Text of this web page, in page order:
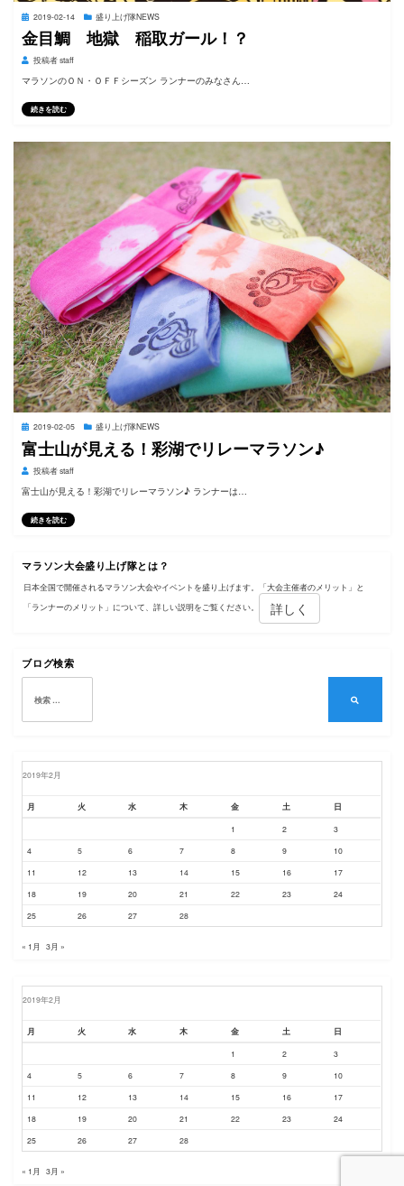
投
日:
2019-02-14 盛り上げ隊NEWS
金目鯛 地獄 稲取ガール！？
投稿者staff
マラソンのＯＮ・ＯＦＦシーズン ランナーのみなさん…
続きを読む
投
日:
2019-02-05 盛り上げ隊NEWS
富士山が見える！彩湖でリレーマラソン♪
投稿者staff
富士山が見える！彩湖でリレーマラソン♪ ランナーは…
続きを読む
マラソン大会盛り上げ隊とは？
日本全国で開催されるマラソン大会やイベントを盛り上げます。「大会主催者のメリット」と
「ランナーのメリット」について、詳しい説明をご覧ください。
詳しく
ブログ検索
検
2019年2月
月 火 水 木 金 土 日
1 2
3
4
5 6 7 8 9
10
11
12 13 14 15 16
17
18
19 20 21 22 23
24
25
26 27 28
« 1月 3月 »
2019年2月
月 火 水 木 金 土 日
1 2
3
4
5 6 7 8 9
10
11
12 13 14 15 16
17
18
19 20 21 22 23
24
25
26 27 28
« 1月 3月 »